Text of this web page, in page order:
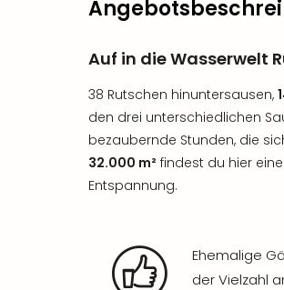
Auf in die Wasserwelt
38 Rutschen hinuntersausen,
den drei unterschiedlichen
bezaubernde Stunden, die
32.000 m² findest du hier
Entspannung.
Ehemalige
der Vielzahl